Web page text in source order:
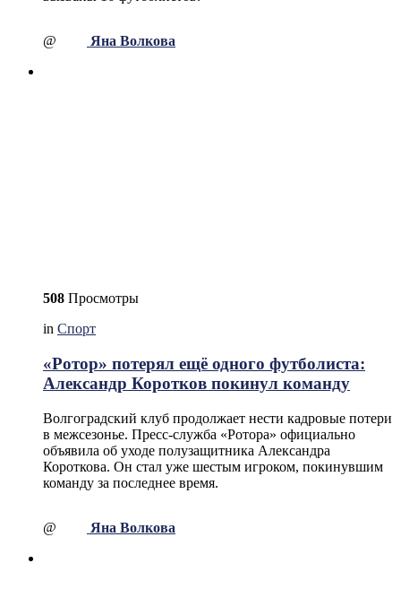
@ Яна Волкова
508 Просмотры
in Спорт
«Ротор» потерял ещё одного футболиста:
Александр Коротков покинул команду
Волгоградский клуб продолжает нести кадровые потери
в межсезонье. Пресс-служба «Ротора» официально
объявила об уходе полузащитника Александра
Короткова. Он стал уже шестым игроком, покинувшим
команду за последнее время.
@ Яна Волкова